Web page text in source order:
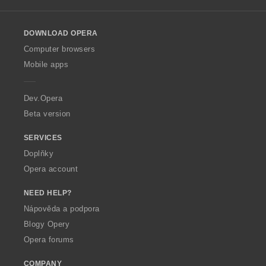
w
O
p
a
DOWNLOAD OPERA
Computer browsers
Mobile apps
Dev.Opera
Beta version
SERVICES
Doplňky
Opera account
NEED HELP?
Nápověda a podpora
Blogy Opery
Opera forums
COMPANY